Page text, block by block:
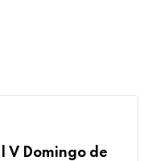
V Domingo de